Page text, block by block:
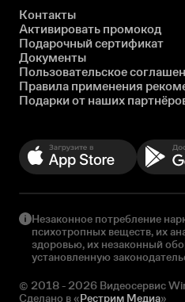
Контакты
Активировать промокод
Подарочный сертификат
Документы
Пользовательское
Правила применения
Подарки от наших
Незаконное потребление
психотропных веществ, их
здоровью, их незаконный
установленную
© 2018 - 2026 Видеосервис
Сделано в «Рестрим Медиа»